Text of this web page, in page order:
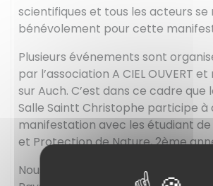
scientifiques et tous les acteurs se
bénévolement pour cette
Plusieurs événements sont
par l’association A CIEL OUVERT
sur Auch. C’est dans ce cadre que
Salle Saintt Christophe participe
manifestation avec les étudiant de
et Protection de Nature, 2ème
Nous avons choisis une